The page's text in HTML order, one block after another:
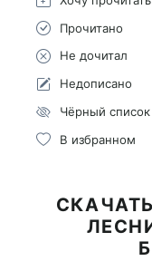
Прочитано
Не дочитал
Недописано
Чёрный список
В избранном